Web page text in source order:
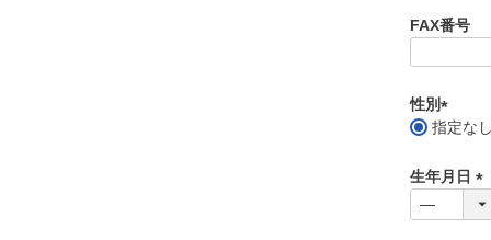
FAX番号
性別
(
須
指定なし
生年月日
(